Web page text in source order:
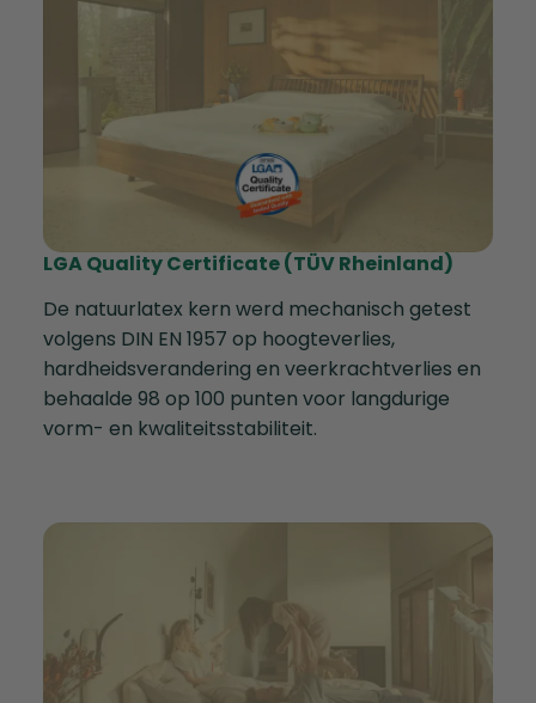
LGA Quality Certificate (TÜV Rheinland)
De natuurlatex kern werd mechanisch getest
volgens DIN EN 1957 op hoogteverlies,
hardheidsverandering en veerkrachtverlies en
behaalde 98 op 100 punten voor langdurige
vorm- en kwaliteitsstabiliteit.